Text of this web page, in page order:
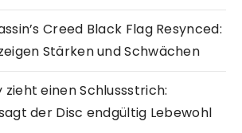
Creed Black Flag Resynced:
Stärken und Schwächen
zieht einen Schlussstrich:
der Disc endgültig Lebewohl